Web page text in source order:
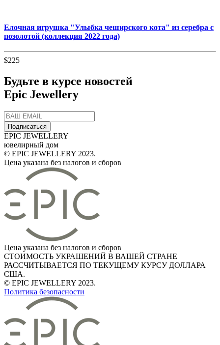
Елочная игрушка "Улыбка чеширского кота" из серебра с
позолотой (коллекция 2022 года)
$225
Будьте в курсе новостей
Epic Jewellery
Подписаться
EPIC JEWELLERY
ювелирный дом
© EPIC JEWELLERY 2023.
Цена указана без налогов и сборов
Цена указана без налогов и сборов
СТОИМОСТЬ УКРАШЕНИЙ В ВАШЕЙ СТРАНЕ
РАССЧИТЫВАЕТСЯ ПО ТЕКУЩЕМУ КУРСУ ДОЛЛАРА
США.
© EPIC JEWELLERY 2023.
Политика безопасности